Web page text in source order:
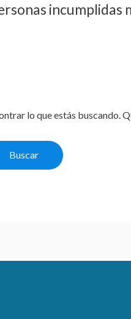
incumplidas
lo que estás buscando.